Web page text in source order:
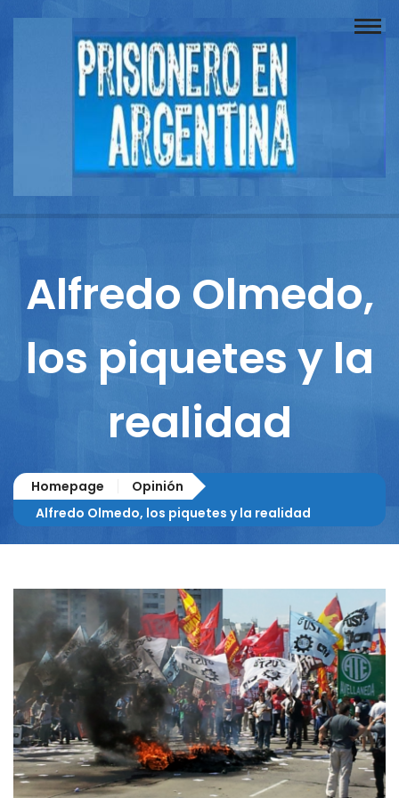
Buscador
Documentos
Reportajes
Columnistas
Alfredo Olmedo,
los piquetes y la
realidad
Homepage
Opinión
Alfredo Olmedo, los piquetes y la realidad